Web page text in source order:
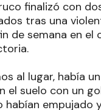
finalizó con
tras una
de semana en el
al lugar, había
el suelo con un
habían empujado